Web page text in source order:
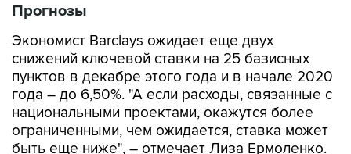
Прогнозы
Экономист Barclays ожидает еще двух
снижений ключевой ставки на 25 базисных
пунктов в декабре этого года и в начале 2020
года – до 6,50%. "А если расходы, связанные с
национальными проектами, окажутся более
ограниченными, чем ожидается, ставка может
быть еще ниже", – отмечает Лиза Ермоленко.